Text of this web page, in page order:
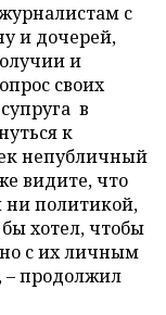
с
и дочерей,
и
своих
в
к
непубличный
видите, что
политикой,
хотел, чтобы
с их личным
– продолжил